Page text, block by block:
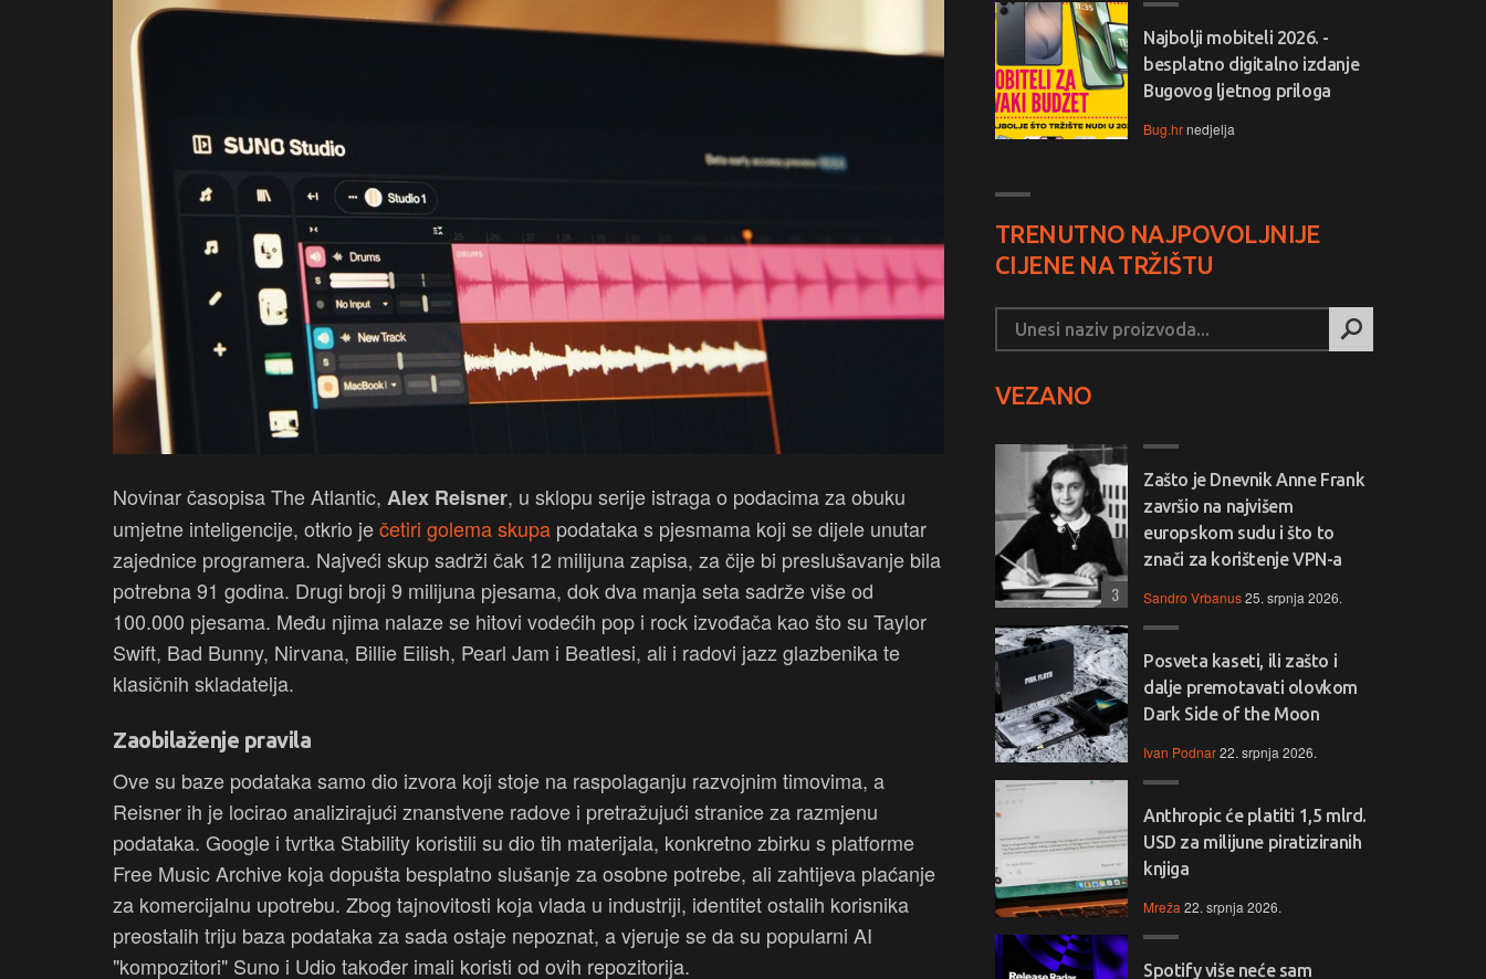
Novinar časopisa The Atlantic, Alex Reisner, u sklopu serije istraga o podacima za obuku
umjetne inteligencije, otkrio ječetiri golema skupa podataka s pjesmama koji se dijele unutar
zajednice programera. Najveći skup sadrži čak 12 milijuna zapisa, za čije bi preslušavanje bila
potrebna 91 godina. Drugi broji 9 milijuna pjesama, dok dva manja seta sadrže više od
100.000 pjesama. Među njima nalaze se hitovi vodećih pop i rock izvođača kao što su Taylor
Swift, Bad Bunny, Nirvana, Billie Eilish, Pearl Jam i Beatlesi, ali i radovi jazz glazbenika te
klasičnih skladatelja.
Zaobilaženje pravila
Ove su baze podataka samo dio izvora koji stoje na raspolaganju razvojnim timovima, a
Reisner ih je locirao analizirajući znanstvene radove i pretražujući stranice za razmjenu
podataka. Google i tvrtka Stability koristili su dio tih materijala, konkretno zbirku s platforme
Free Music Archive koja dopušta besplatno slušanje za osobne potrebe, ali zahtijeva plaćanje
za komercijalnu upotrebu. Zbog tajnovitosti koja vlada u industriji, identitet ostalih korisnika
preostalih triju baza podataka za sada ostaje nepoznat, a vjeruje se da su popularni AI
"kompozitori" Suno i Udio također imali koristi od ovih repozitorija.
Najbolji mobiteli 2026. -
besplatno digitalno izdanje
Bugovog ljetnog priloga
Bug.hrnedjelja
TRENUTNO NAJPOVOLJNIJE
CIJENE NA TRŽIŠTU
VEZANO
Zašto je Dnevnik Anne Frank
završio na najvišem
europskom sudu i što to
znači za korištenje VPN-a
Sandro Vrbanus25. srpnja 2026.
3
Posveta kaseti, ili zašto i
dalje premotavati olovkom
Dark Side of the Moon
Ivan Podnar22. srpnja 2026.
Anthropic će platiti 1,5 mlrd.
USD za milijune piratiziranih
knjiga
Mreža 22. srpnja 2026.
Spotify više neće sam